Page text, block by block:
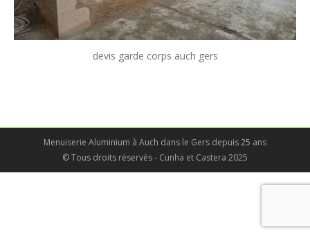
devis garde corps auch gers
Menuiserie Aluminium à Auch dans le Gers depuis 25 ans
© Tous droits réservés - Cunha et Castera 2025